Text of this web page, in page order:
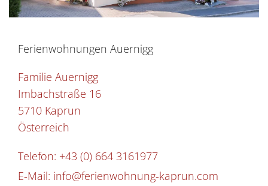
Ferienwohnungen Auernigg
Familie Auernigg
Imbachstraße 16
5710 Kaprun
Österreich
Telefon: +43 (0) 664 3161977
E-Mail: info@ferienwohnung-kaprun.com